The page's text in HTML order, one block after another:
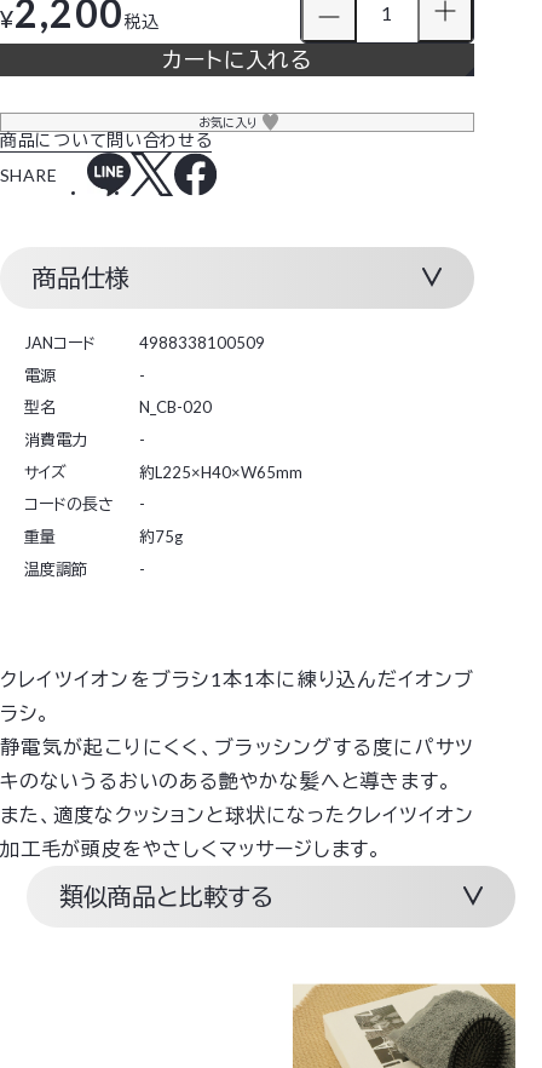
¥2,200税込
カートに入れる
お気に入り
商品について問い合わせる
SHARE
商品仕様
JANコード
4988338100509
電源
-
型名
N_CB-020
消費電力
-
サイズ
約L225×H40×W65mm
コードの長さ
-
重量
約75g
温度調節
-
クレイツイオンをブラシ1本1本に練り込んだイオンブ
ラシ。
静電気が起こりにくく、ブラッシングする度にパサツ
キのないうるおいのある艶やかな髪へと導きます。
また、適度なクッションと球状になったクレイツイオン
加工毛が頭皮をやさしくマッサージします。
類似商品と比較する